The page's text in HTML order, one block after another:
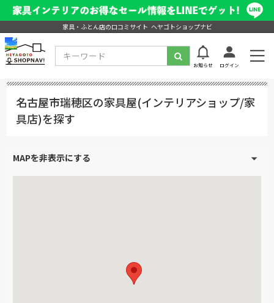
家具・ふとん店の口コミサイト ヘヤゴトショップナビ
お知らせ ログイン
名古屋市瑞穂区の家具屋(インテリアショップ/家
具店)を探す